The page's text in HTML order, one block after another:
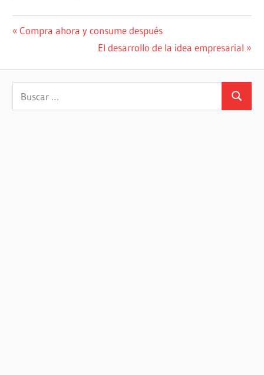
Navegación
entradas
Entrada
Compra ahora y consume después
Siguiente
El desarrollo de la idea empresarial
Buscar